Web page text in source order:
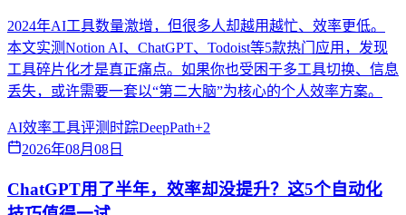
2024年AI工具数量激增，但很多人却越用越忙、效率更低。
本文实测Notion AI、ChatGPT、Todoist等5款热门应用，发现
工具碎片化才是真正痛点。如果你也受困于多工具切换、信息
丢失，或许需要一套以“第二大脑”为核心的个人效率方案。
AI效率工具评测 时踪DeepPath+2
2026年08月08日
ChatGPT用了半年，效率却没提升？这5个自动化